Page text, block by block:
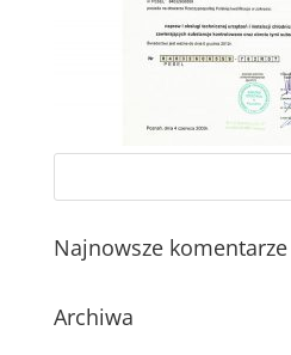
Najnowsze komentarze
Archiwa